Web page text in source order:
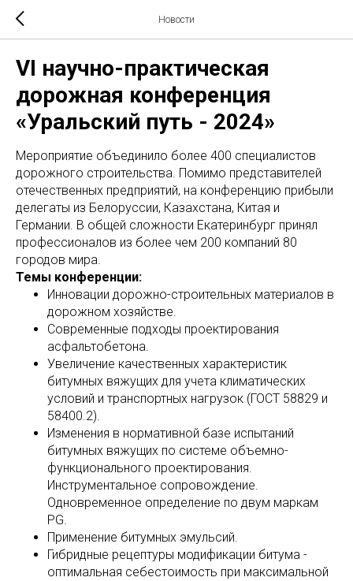
Новости
VI научно-практическая
дорожная конференция
«Уральский путь - 2024»
Мероприятие объединило более 400 специалистов
дорожного строительства. Помимо представителей
отечественных предприятий, на конференцию прибыли
делегаты из Белоруссии, Казахстана, Китая и
Германии. В общей сложности Екатеринбург принял
профессионалов из более чем 200 компаний 80
городов мира.
Темы конференции:
Инновации дорожно-строительных материалов в
дорожном хозяйстве.
Современные подходы проектирования
асфальтобетона.
Увеличение качественных характеристик
битумных вяжущих для учета климатических
условий и транспортных нагрузок (ГОСТ 58829 и
58400.2).
Изменения в нормативной базе испытаний
битумных вяжущих по системе объемно-
функционального проектирования.
Инструментальное сопровождение.
Одновременное определение по двум маркам
PG.
Применение битумных эмульсий.
Гибридные рецептуры модификации битума -
оптимальная себестоимость при максимальной